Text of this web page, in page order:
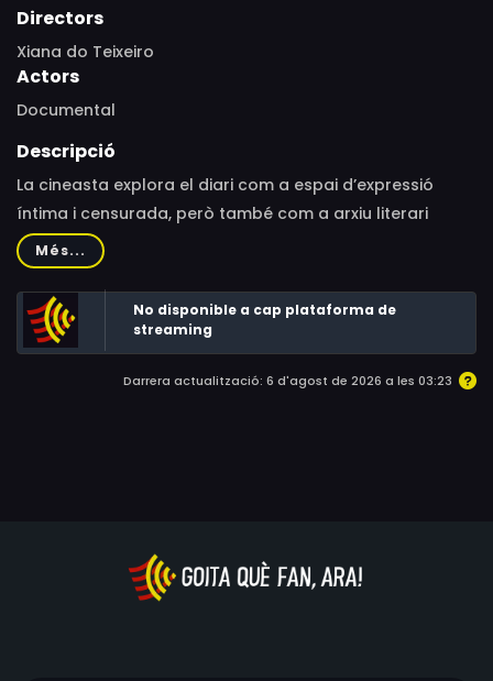
Directors
Xiana do Teixeiro
Actors
Documental
Descripció
La cineasta explora el diari com a espai d’expressió
íntima i censurada, però també com a arxiu literari
generacional. Un collage visceral que contraposa la
força, la violència i la tendresa d’aquestes primeres
paraules amb l’estètica infantil —peluix, purpurina i
cadenats— pensada per silenciar-les.
Més...
No disponible a cap plataforma de
streaming
Darrera actualització: 6 d'agost de 2026 a les 03:23